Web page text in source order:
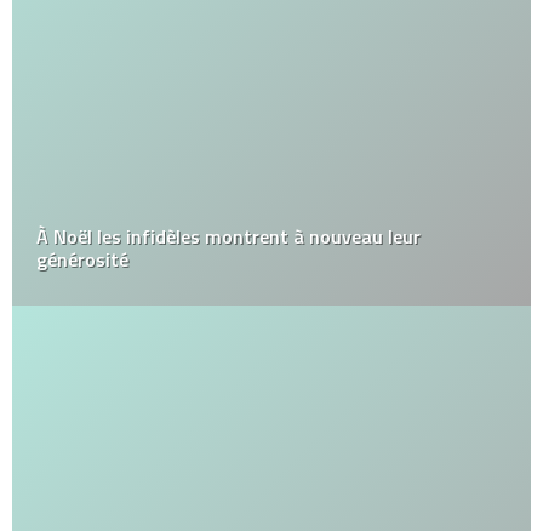
À Noël les infidèles montrent à nouveau leur
générosité